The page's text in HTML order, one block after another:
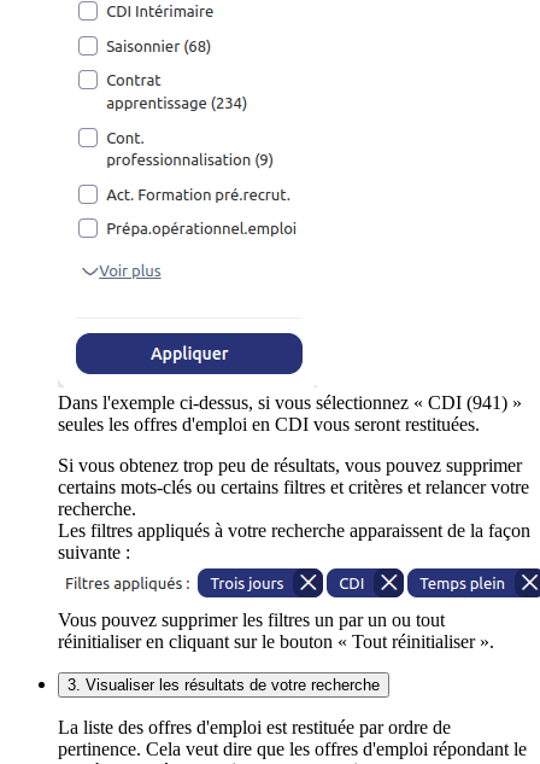
Dans l'exemple ci-dessus, si vous sélectionnez « CDI (941) »
seules les offres d'emploi en CDI vous seront restituées.
Si vous obtenez trop peu de résultats, vous pouvez supprimer
certains mots-clés ou certains filtres et critères et relancer votre
recherche.
Les filtres appliqués à votre recherche apparaissent de la façon
suivante :
Vous pouvez supprimer les filtres un par un ou tout
réinitialiser en cliquant sur le bouton « Tout réinitialiser ».
3. Visualiser les résultats de votre recherche
La liste des offres d'emploi est restituée par ordre de
pertinence. Cela veut dire que les offres d'emploi répondant le